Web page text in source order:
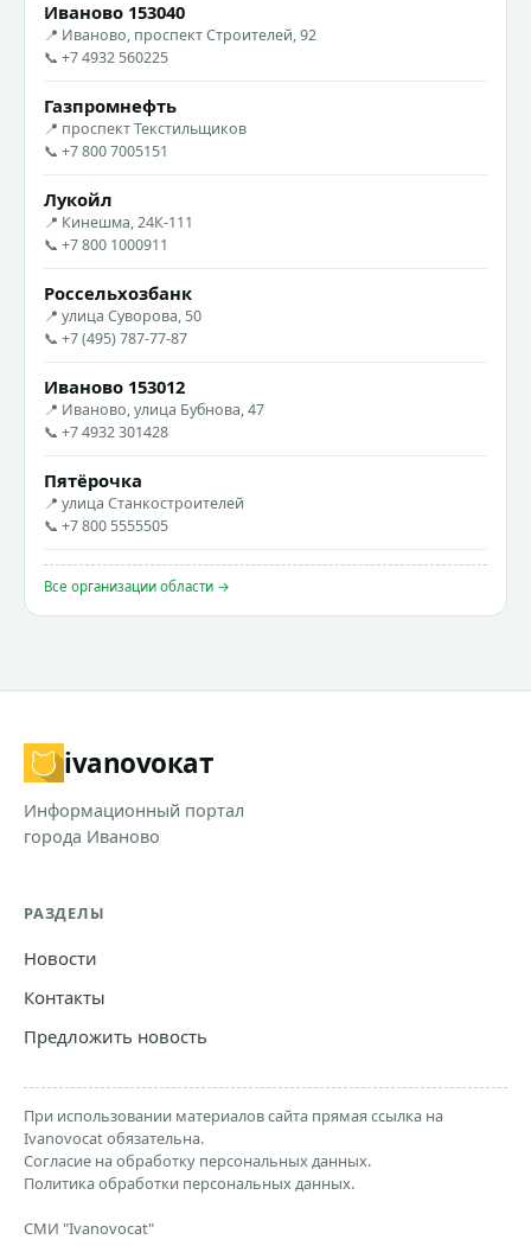
Иваново 153040
📍 Иваново, проспект Строителей, 92
📞 +7 4932 560225
Газпромнефть
📍 проспект Текстильщиков
📞 +7 800 7005151
Лукойл
📍 Кинешма, 24К-111
📞 +7 800 1000911
Россельхозбанк
📍 улица Суворова, 50
📞 +7 (495) 787-77-87
Иваново 153012
📍 Иваново, улица Бубнова, 47
📞 +7 4932 301428
Пятёрочка
📍 улица Станкостроителей
📞 +7 800 5555505
Все организации области →
ivanovoкат
Информационный портал
города Иваново
РАЗДЕЛЫ
Новости
Контакты
Предложить новость
При использовании материалов сайта прямая ссылка на
Ivanovocat обязательна.
Согласие на обработку персональных данных.
Политика обработки персональных данных.
СМИ "Ivanovocat"